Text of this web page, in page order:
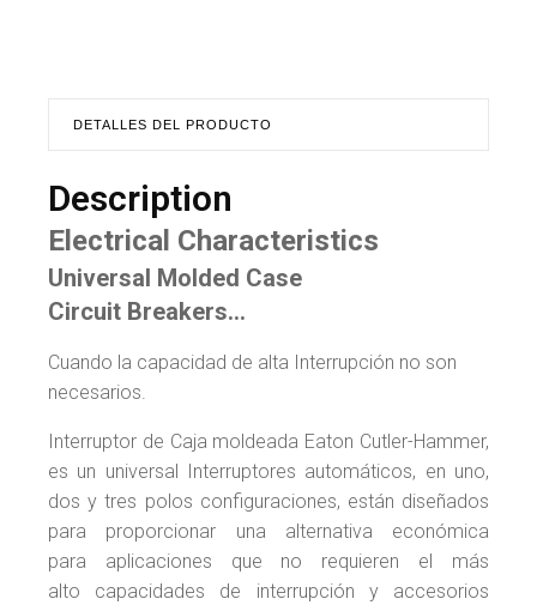
DETALLES DEL PRODUCTO
Description
Electrical Characteristics
Universal Molded Case
Circuit Breakers…
Cuando la capacidad de alta Interrupción no son
necesarios.
Interruptor de Caja moldeada Eaton Cutler-Hammer,
es un universal Interruptores automáticos, en uno,
dos y tres polos configuraciones, están diseñados
para proporcionar una alternativa económica
para aplicaciones que no requieren el más
alto capacidades de interrupción y accesorios